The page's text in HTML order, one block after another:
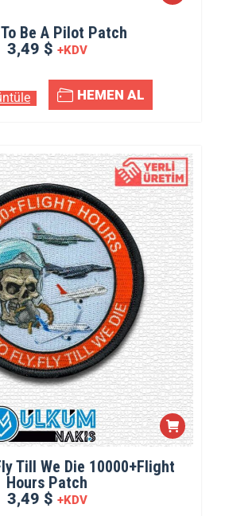
Be A Pilot Patch
3,49 $ +KDV
HEMEN AL
Till We Die 10000+Flight
Hours Patch
3,49 $ +KDV